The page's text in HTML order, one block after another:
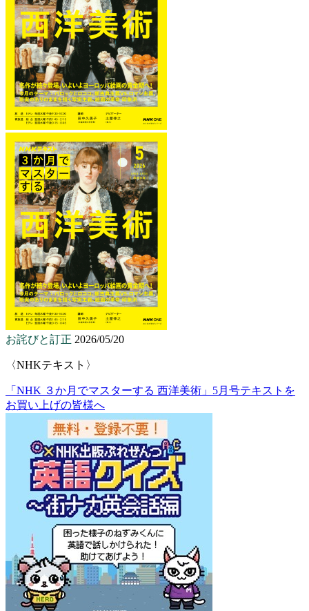
お詫びと訂正 2026/05/20
〈NHKテキスト〉
「NHK ３か月でマスターする 西洋美術」5月号テキストを
お買い上げの皆様へ